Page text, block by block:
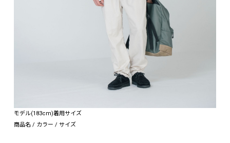
モデル(183cm)着用サイズ
商品名 / カラー / サイズ